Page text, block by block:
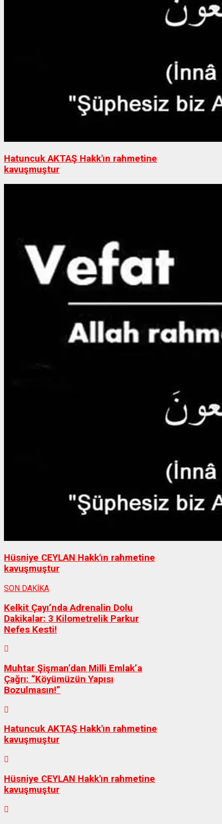
Hatuncuk AKTAŞ Hakk'ın rahmetine
kavuşmuştur
Hüsniye CEYLAN Hakk'ın rahmetine
kavuşmuştur
SON DAKİKA
Kelkit Çayı’nda Adrenalin Dolu
Dakikalar: 3 Kilometrelik Parkur
Nefes Kesti!
Muhtar Şişman’dan Milli Emlak’a
Çağrı: “Köyümüzün Yapısı
Bozulmasın!”
Hatuncuk AKTAŞ Hakk'ın rahmetine
kavuşmuştur
Hüsniye CEYLAN Hakk'ın rahmetine
kavuşmuştur